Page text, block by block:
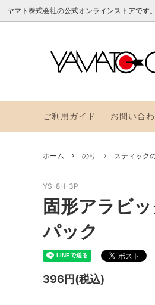
ヤマト株式会社の公式オンラインストアです
つめかえ
ご利用ガイド お問い合
ホーム のり スティック
YS-8H-3P
固形アラビ
パック
396円(税込)